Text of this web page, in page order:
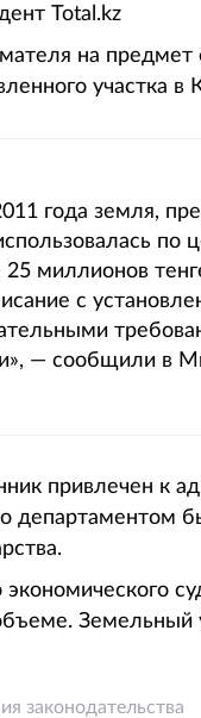
Total.kz
на
участка в
года земля,
по
миллионов
с
— сообщили в
привлечен к
департаментом
Земельный
законодательства